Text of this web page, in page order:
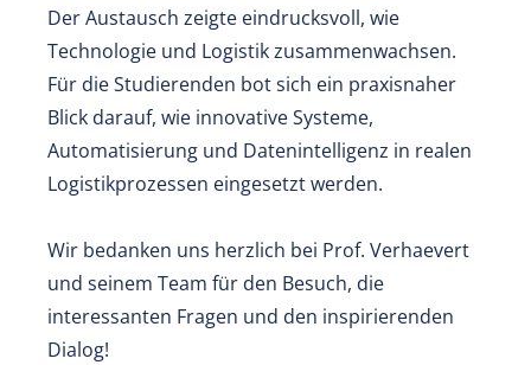
Der Austausch zeigte eindrucksvoll, wie
Technologie und Logistik zusammenwachsen.
Für die Studierenden bot sich ein praxisnaher
Blick darauf, wie innovative Systeme,
Automatisierung und Datenintelligenz in realen
Logistikprozessen eingesetzt werden.
Wir bedanken uns herzlich bei Prof. Verhaevert
und seinem Team für den Besuch, die
interessanten Fragen und den inspirierenden
Dialog!